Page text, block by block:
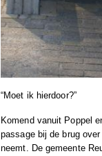
“Moet ik hierdoor?”
Komend vanuit Poppel
passage bij de brug
neemt. De gemeente